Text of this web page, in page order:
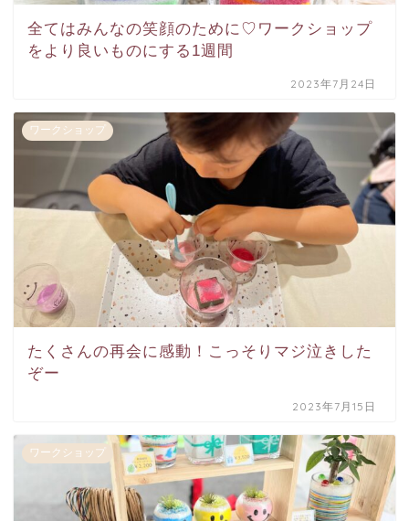
全てはみんなの笑顔のために♡ワークショップ
をより良いものにする1週間
2023年7月24日
ワークショップ
たくさんの再会に感動！こっそりマジ泣きした
ぞー
2023年7月15日
ワークショップ